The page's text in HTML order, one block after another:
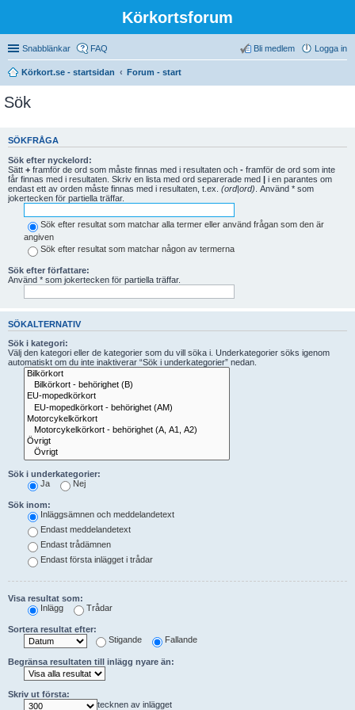
Körkortsforum
Snabblänkar FAQ Logga in
Bli medlem
Körkort.se - startsidan Forum - start
Sök
SÖKFRÅGA
Sök efter nyckelord:
Sätt + framför de ord som måste finnas med i resultaten och - framför de ord som inte
får finnas med i resultaten. Skriv en lista med ord separerade med | i en parantes om
endast ett av orden måste finnas med i resultaten, t.ex. (ord|ord) . Använd * som
jokertecken för partiella träffar.
Sök efter resultat som matchar alla termer eller använd frågan som den är
angiven
Sök efter resultat som matchar någon av termerna
Sök efter författare:
Använd * som jokertecken för partiella träffar.
SÖKALTERNATIV
Sök i kategori:
Välj den kategori eller de kategorier som du vill söka i. Underkategorier söks igenom
automatiskt om du inte inaktiverar “Sök i underkategorier” nedan.
Sök i underkategorier:
Ja
Nej
Sök inom:
Inläggsämnen och meddelandetext
Endast meddelandetext
Endast trådämnen
Endast första inlägget i trådar
Visa resultat som:
Inlägg
Trådar
Sortera resultat efter:
Stigande
Fallande
Begränsa resultaten till inlägg nyare än:
Skriv ut första:
tecknen av inlägget